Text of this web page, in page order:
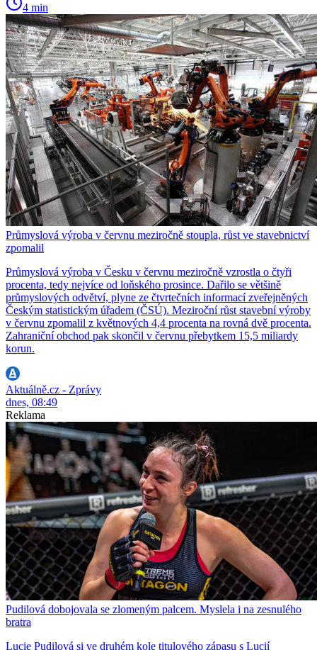
4 min
Průmyslová výroba v červnu meziročně stoupla, růst ve stavebnictví
zpomalil
Průmyslová výroba v Česku v červnu meziročně vzrostla o čtyři
procenta, tedy nejvíce od loňského prosince. Dařilo se většině
průmyslových odvětví, plyne ze čtvrtečních informací zveřejněných
Českým statistickým úřadem (ČSÚ). Meziroční růst stavební výroby
v červnu zpomalil z květnových 4,4 procenta na rovná dvě procenta.
Zahraniční obchod pak skončil v červnu přebytkem 15,5 miliardy
korun.
Aktuálně.cz - Zprávy
dnes, 08:49
Reklama
Pudilová dobojovala se zlomeným palcem. Myslela i na zesnulého
bratra
Lucie Pudilová si ve druhém kole titulového zápasu s Lucií